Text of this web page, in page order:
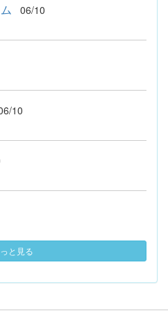
06/10
10
と見る